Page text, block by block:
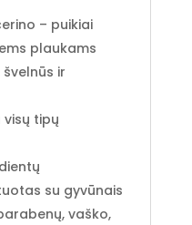
– puikiai
plaukams
ir
visų tipų
su gyvūnais
vaško,